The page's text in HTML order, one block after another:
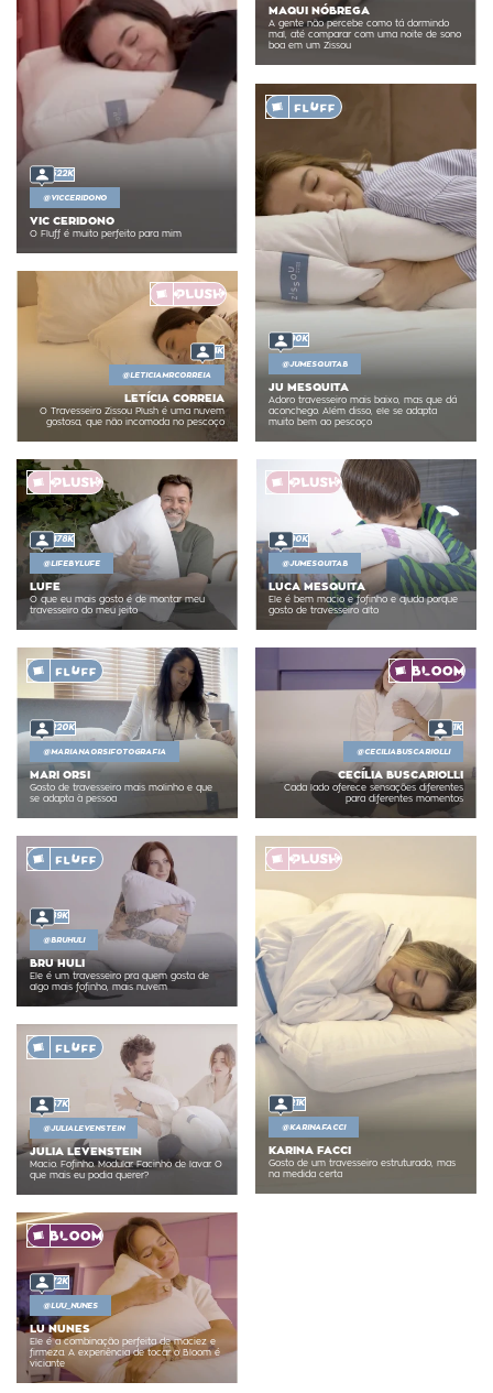
MAQUI NÓBREGA
A gente não percebe como tá dormindo
mal, até comparar com uma noite de sono
boa em um Zissou
522K
@VICCERIDONO
VIC CERIDONO
O Fluff é muito perfeito para mim
90K
@JUMESQUITAB
JU MESQUITA
Adoro travesseiro mais baixo, mas que dá
aconchego. Além disso, ele se adapta
muito bem ao pescoço
4K
@LETICIAMRCORREIA
LETÍCIA CORREIA
O Travesseiro Zissou Plush é uma nuvem
gostosa, que não incomoda no pescoço
478K
@LIFEBYLUFE
LUFE
O que eu mais gosto é de montar meu
travesseiro do meu jeito
90K
@JUMESQUITAB
LUCA MESQUITA
Ele é bem macio e fofinho e ajuda porque
gosto de travesseiro alto
220K
@MARIANAORSIFOTOGRAFIA
MARI ORSI
Gosto de travesseiro mais molinho e que
se adapta à pessoa
11K
@CECILIABUSCARIOLLI
CECÍLIA BUSCARIOLLI
Cada lado oferece sensações diferentes
para diferentes momentos
89K
@BRUHULI
BRU HULI
Ele é um travesseiro pra quem gosta de
algo mais fofinho, mais nuvem
21K
@KARINAFACCI
KARINA FACCI
Gosto de um travesseiro estruturado, mas
na medida certa
57K
@JULIALEVENSTEIN
JULIA LEVENSTEIN
Macio. Fofinho. Modular. Facinho de lavar. O
que mais eu podia querer?
72K
@LUU_NUNES
LU NUNES
Ele é a combinação perfeita de maciez e
firmeza. A experiência de tocar o Bloom é
viciante